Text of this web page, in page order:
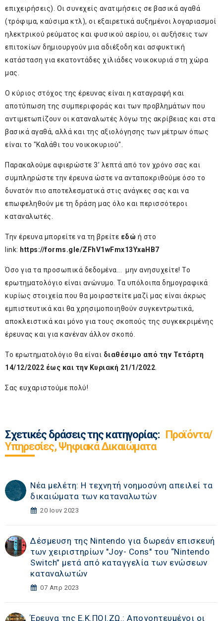
επιχειρήσεις). Οι συνεχείς ανατιμήσεις σε βασικά αγαθά
(τρόφιμα, καύσιμα κτλ), οι εξαιρετικά αυξημένοι λογαριασμοί
ηλεκτρικού ρεύματος και φυσικού αερίου, οι αυξήσεις των
επιτοκίων δημιουργούν μια αδιέξοδη και ασφυκτική
κατάσταση για εκατοντάδες χιλιάδες νοικοκυριά στη χώρα
μας.
Ο κύριος στόχος της έρευνας είναι η καταγραφή και
αποτύπωση της συμπεριφοράς και των προβλημάτων που
αντιμετωπίζουν οι καταναλωτές λόγω της ακρίβειας και στα
βασικά αγαθά, αλλά και της αξιολόγησης των μέτρων όπως
είναι το "Καλάθι του νοικοκυριού".
Παρακαλούμε αφιερώστε 3’ λεπτά από τον χρόνο σας και
συμπληρώστε την έρευνα ώστε να ανταποκριθούμε όσο το
δυνατόν πιο αποτελεσματικά στις ανάγκες σας και να
επωφεληθούν με τη δράση μας όλο και περισσότεροι
καταναλωτές.
Την έρευνα μπορείτε να τη βρείτε εδώ ή στο
link: https://forms.gle/ZFhV1wFmx13YxaHB7
Όσο για τα προσωπικά δεδομένα... μην ανησυχείτε! Το
ερωτηματολόγιο είναι ανώνυμο. Τα υπόλοιπα δημογραφικά
κυρίως στοιχεία που θα μοιραστείτε μαζί μας είναι άκρως
εμπιστευτικά και θα χρησιμοποιηθούν συγκεντρωτικά,
αποκλειστικά και μόνο για τους σκοπούς της συγκεκριμένης
έρευνας και για κανέναν άλλον σκοπό.
Το ερωτηματολόγιο θα είναι διαθέσιμο από την Τετάρτη
14/12/2022 έως και την Κυριακή 21/1/2022.
Σας ευχαριστούμε πολύ!
Σχετικές δράσεις της κατηγορίας: Προϊόντα/
Υπηρεσίες, Ψηφιακά Δικαιώματα
Νέα μελέτη: Η τεχνητή νοημοσύνη απειλεί τα
δικαιώματα των καταναλωτών
20 Ιουν 2023
Δέσμευση της Νintendo για δωρεάν επισκευή
των χειριστηρίων "Joy- Cons" του “Nintendo
Switch” μετά από καταγγελία των ενώσεων
καταναλωτών
07 Απρ 2023
Έρευνα της Ε.Κ.ΠΟΙ.ΖΩ.: Απογοητευμένοι οι